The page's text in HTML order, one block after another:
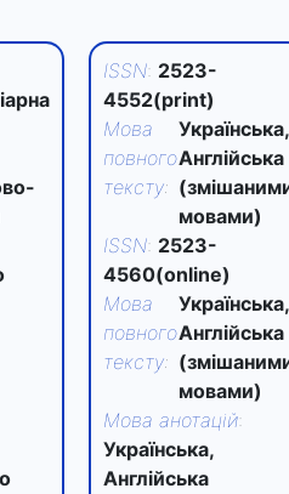
ISSN: 2523-
4552(print)
Мова
повного
тексту:
Українська,
Англійська
мовами)
ISSN: 2523-
4560(online)
Мова
повного
тексту:
Українська,
Англійська
мовами)
Мова анотацій:
Українська,
Англійська